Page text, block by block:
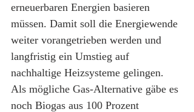
erneuerbaren Energien basieren
müssen. Damit soll die Energiewende
weiter vorangetrieben werden und
langfristig ein Umstieg auf
nachhaltige Heizsysteme gelingen.
Als mögliche Gas-Alternative gäbe es
noch Biogas aus 100 Prozent